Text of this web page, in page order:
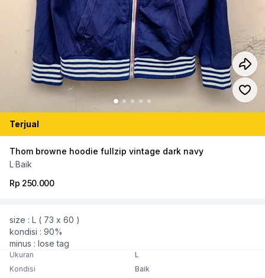
Terjual
Thom browne hoodie fullzip vintage dark navy
L·Baik
Rp 250.000
size : L ( 73 x 60 )
kondisi : 90%
minus : lose tag
Ukuran
L
Kondisi
Baik